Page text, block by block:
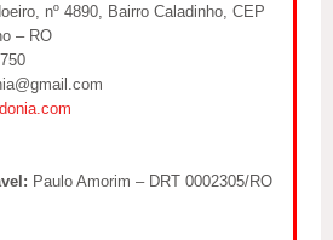
nº 4890, Bairro Caladinho, CEP
– RO
Paulo Amorim – DRT 0002305/RO